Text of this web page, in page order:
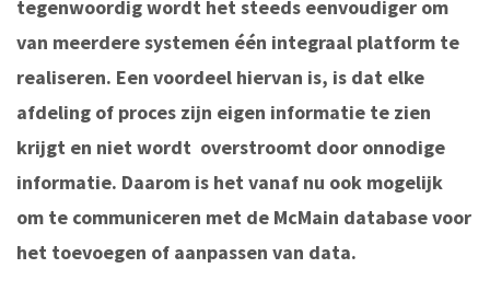
tegenwoordig wordt het steeds eenvoudiger om
van meerdere systemen één integraal platform te
realiseren. Een voordeel hiervan is, is dat elke
afdeling of proces zijn eigen informatie te zien
krijgt en niet wordt overstroomt door onnodige
informatie. Daarom is het vanaf nu ook mogelijk
om te communiceren met de McMain database voor
het toevoegen of aanpassen van data.